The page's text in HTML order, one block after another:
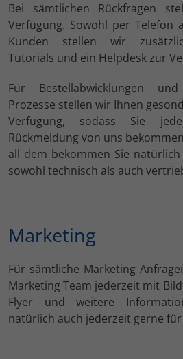
Bei sämtlichen Rückfragen
Verfügung. Sowohl per Telefon
Kunden stellen wir
Tutorials und ein Helpdesk zur
Für Bestellabwicklungen
Prozesse stellen wir Ihnen
Verfügung, sodass Sie
Rückmeldung von uns
all dem bekommen Sie
sowohl technisch als auch
Marketing
Für sämtliche Marketing
Marketing Team jederzeit mit
Flyer und weitere
natürlich auch jederzeit gerne